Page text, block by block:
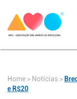
Home > Notícias >
e R$20